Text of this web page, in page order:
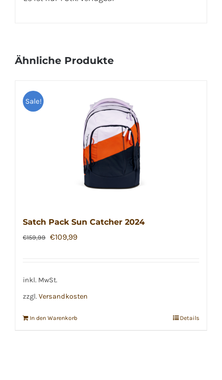
Ähnliche Produkte
Sale!
Satch Pack Sun Catcher 2024
€159,99 Ursprünglicher
€159,99
€109,99Aktueller
inkl. MwSt.
zzgl. Versandkosten
In den Warenkorb Details